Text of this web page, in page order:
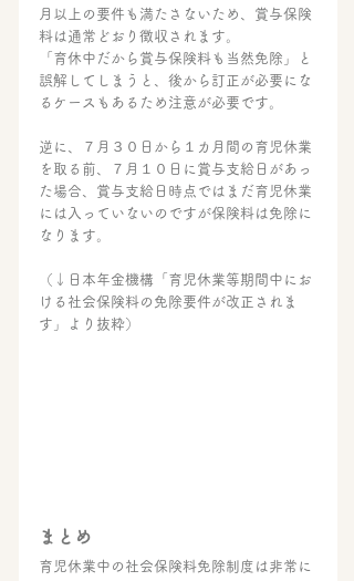
月以上の要件も満たさないため、賞与保険
料は通常どおり徴収されます。
「育休中だから賞与保険料も当然免除」と
誤解してしまうと、後から訂正が必要にな
るケースもあるため注意が必要です。
逆に、７月３０日から１カ月間の育児休業
を取る前、７月１０日に賞与支給日があっ
た場合、賞与支給日時点ではまだ育児休業
には入っていないのですが保険料は免除に
なります。
（↓日本年金機構「育児休業等期間中にお
ける社会保険料の免除要件が改正されま
す」より抜粋）
まとめ
育児休業中の社会保険料免除制度は非常に